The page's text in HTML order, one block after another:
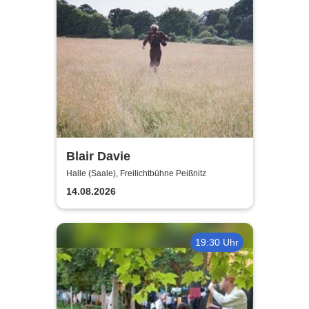
Blair Davie
Halle (Saale), Freilichtbühne Peißnitz
14.08.2026
19:30 Uhr